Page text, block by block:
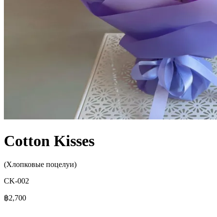
Cotton Kisses
(Хлопковые поцелуи)
CK-002
฿2,700